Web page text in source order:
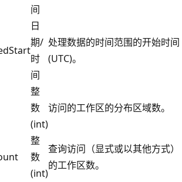
间
日
期/
时
间
处理数据的时间范围的开始时间
(UTC)。
整
数
(int)
访问的工作区的分布区域数。
整
数
(int)
查询访问（显式或以其他方式）
的工作区数。